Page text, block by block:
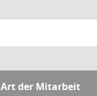
Art der Mitarbeit